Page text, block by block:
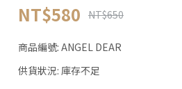
NT$580 NT$650
商品編號: ANGEL DEAR
供貨狀況: 庫存不足